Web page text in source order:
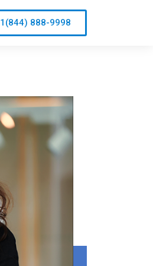
1(844) 888-9998